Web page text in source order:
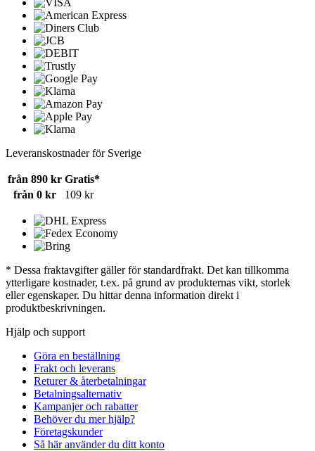
Leveranskostnader för Sverige
från 890 kr Gratis*
från 0 kr
109 kr
* Dessa fraktavgifter gäller för standardfrakt. Det kan tillkomma
ytterligare kostnader, t.ex. på grund av produkternas vikt, storlek
eller egenskaper. Du hittar denna information direkt i
produktbeskrivningen.
Hjälp och support
Göra en beställning
Frakt och leverans
Returer & återbetalningar
Betalningsalternativ
Kampanjer och rabatter
Behöver du mer hjälp?
Företagskunder
Så här använder du ditt konto